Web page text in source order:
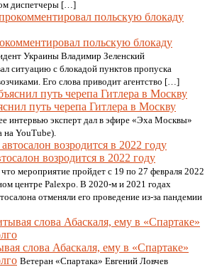
диспетчеры […]
польскую блокаду
Украины Владимир Зеленский
ситуацию с блокадой пунктов пропуска
Его слова приводит агентство […]
путь черепа Гитлера в Москву
интервью эксперт дал в эфире «Эха Москвы»
на YouTube).
возродится в 2022 году
что мероприятие пройдет с 19 по 27 февраля 2022
центре Palexpo. В 2020-м и 2021 годах
отменяли его проведение из-за пандемии
слова Абаскаля, ему в «Спартаке»
Ветеран «Спартака» Евгений Ловчев